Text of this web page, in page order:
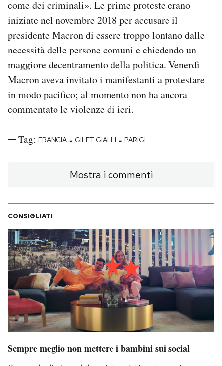
come dei criminali». Le prime proteste erano
iniziate nel novembre 2018 per accusare il
presidente Macron di essere troppo lontano dalle
necessità delle persone comuni e chiedendo un
maggiore decentramento della politica. Venerdì
Macron aveva invitato i manifestanti a protestare
in modo pacifico; al momento non ha ancora
commentato le violenze di ieri.
Tag: FRANCIA - GILET GIALLI - PARIGI
Mostra i commenti
CONSIGLIATI
Sempre meglio non mettere i bambini sui social